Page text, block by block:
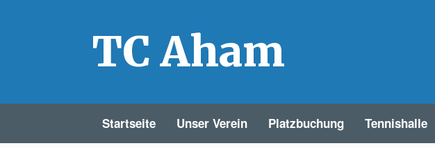
TC Aham
Startseite Unser Verein Platzbuchung Tennishalle